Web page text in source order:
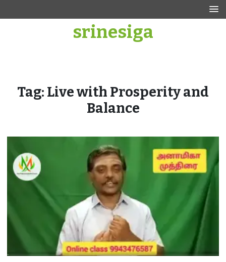
srinesiga
Tag: Live with Prosperity and
Balance